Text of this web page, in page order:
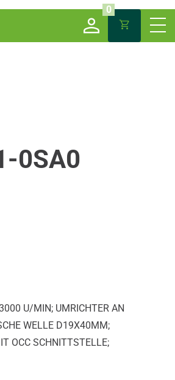
0
0SA0
U/MIN; UMRICHTER AN
WELLE D19X40MM;
OCC SCHNITTSTELLE;